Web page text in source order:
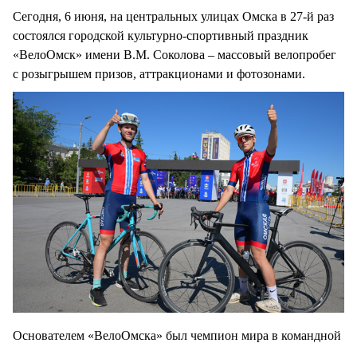
Сегодня, 6 июня, на центральных улицах Омска в 27-й раз
состоялся городской культурно-спортивный праздник
«ВелоОмск» имени В.М. Соколова – массовый велопробег
с розыгрышем призов, аттракционами и фотозонами.
Основателем «ВелоОмска» был чемпион мира в командной